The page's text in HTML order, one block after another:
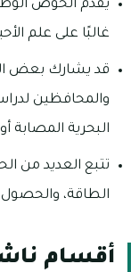
يقدم الحوض
غالبًا على علم
قد يشارك بعض
والمحافظين
البحرية المصابة
تتبع العديد من
الطاقة، والحصول
أقسام